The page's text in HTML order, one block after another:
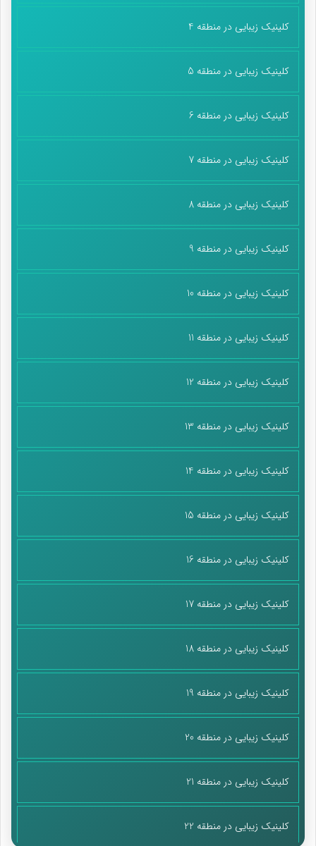
کلینیک زیبایی در منطقه 4
کلینیک زیبایی در منطقه 5
کلینیک زیبایی در منطقه 6
کلینیک زیبایی در منطقه 7
کلینیک زیبایی در منطقه 8
کلینیک زیبایی در منطقه 9
کلینیک زیبایی در منطقه 10
کلینیک زیبایی در منطقه 11
کلینیک زیبایی در منطقه 12
کلینیک زیبایی در منطقه 13
کلینیک زیبایی در منطقه 14
کلینیک زیبایی در منطقه 15
کلینیک زیبایی در منطقه 16
کلینیک زیبایی در منطقه 17
کلینیک زیبایی در منطقه 18
کلینیک زیبایی در منطقه 19
کلینیک زیبایی در منطقه 20
کلینیک زیبایی در منطقه 21
کلینیک زیبایی در منطقه 22